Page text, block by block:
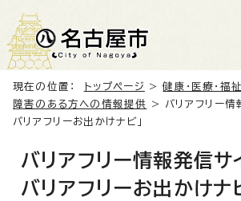
現在の位置： トップページ >健康・医療・福祉
障害のある方への情報提供
> バリアフリー情
バリアフリーお出かけナビ」
バリアフリー情報発信サ
バリアフリーお出かけナ